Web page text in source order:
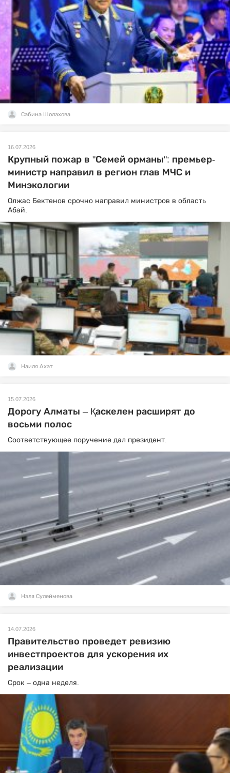
Сабина Шолахова
16.07.2026
Крупный пожар в "Семей орманы": премьер-
министр направил в регион глав МЧС и
Минэкологии
Олжас Бектенов срочно направил министров в область
Абай.
Наиля Ахат
15.07.2026
Дорогу Алматы – Қаскелен расширят до
восьми полос
Соответствующее поручение дал президент.
Нэля Сулейменова
14.07.2026
Правительство проведет ревизию
инвестпроектов для ускорения их
реализации
Срок – одна неделя.